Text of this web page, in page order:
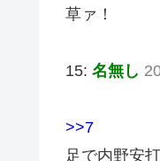
草ァ！
15: 名無し
>>7
足で内野安